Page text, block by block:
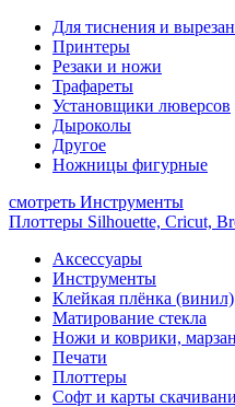
Для тиснения и
Принтеры
Резаки и ножи
Трафареты
Установщики люверсов
Дыроколы
Другое
Ножницы фигурные
смотреть Инструменты
Плоттеры Silhouette, Cricut,
Аксессуары
Инструменты
Клейкая плёнка (винил)
Матирование стекла
Ножи и коврики,
Печати
Плоттеры
Софт и карты